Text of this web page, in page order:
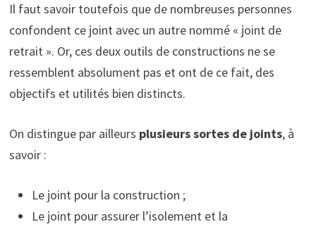
Il faut savoir toutefois que de nombreuses personnes
confondent ce joint avec un autre nommé « joint de
retrait ». Or, ces deux outils de constructions ne se
ressemblent absolument pas et ont de ce fait, des
objectifs et utilités bien distincts.
On distingue par ailleurs plusieurs sortes de joints, à
savoir :
Le joint pour la construction ;
Le joint pour assurer l’isolement et la